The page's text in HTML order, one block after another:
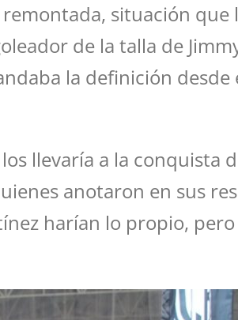
situación que
de la talla de
la definición
llevaría a la conquista
anotaron en sus
harían lo propio,